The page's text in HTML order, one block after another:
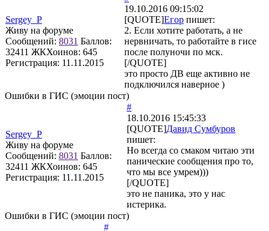
Sergey_P
Живу на форуме
Сообщений: 8031 Баллов:
32411 ЖКХоинов: 645
Регистрация: 11.11.2015
19.10.2016 09:15:02
[QUOTE]Егор пишет:
2. Если хотите работать, а не
нервничать, то работайте в гисе
после полуночи по мск.
[/QUOTE]
это просто ДВ еще активно не
подключился наверное )
Ошибки в ГИС (эмоции пост)
Sergey_P
Живу на форуме
Сообщений: 8031 Баллов:
32411 ЖКХоинов: 645
Регистрация: 11.11.2015
#
18.10.2016 15:45:33
[QUOTE]Давид Сумбуров
пишет:
Но всегда со смаком читаю эти
панические сообщения про то,
что мы все умрем)))
[/QUOTE]
это не паника, это у нас
истерика.
Ошибки в ГИС (эмоции пост)
#